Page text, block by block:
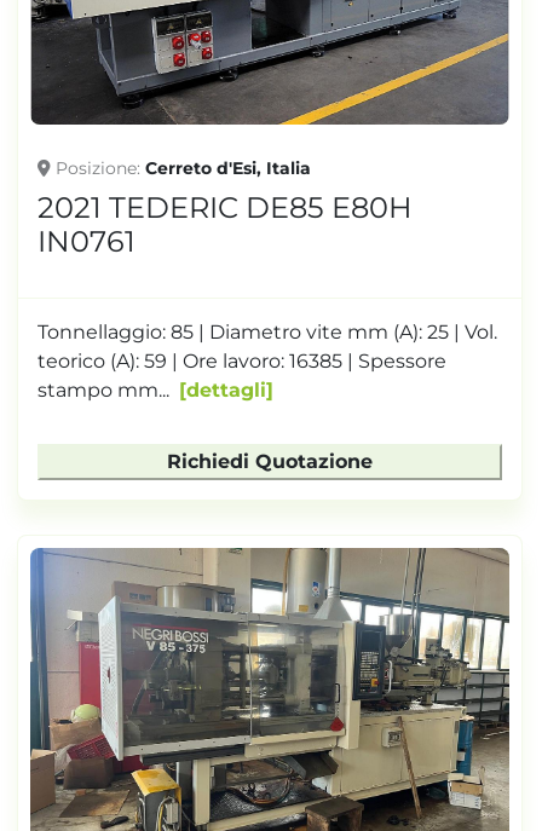
Posizione Cerreto d'Esi, Italia
2021 TEDERIC DE85 E80H
IN0761
Tonnellaggio: 85 | Diametro vite mm (A): 25 | Vol.
teorico (A): 59 | Ore lavoro: 16385 | Spessore
stampo mm...
dettagli
Richiedi Quotazione